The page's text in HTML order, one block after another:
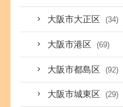
大阪市大正区 (34)
大阪市港区 (69)
大阪市都島区 (92)
大阪市城東区 (29)